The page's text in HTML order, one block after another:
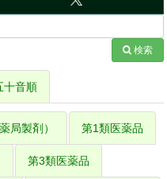
検索
十音順
局製剤） 第1類医薬品
第3類医薬品